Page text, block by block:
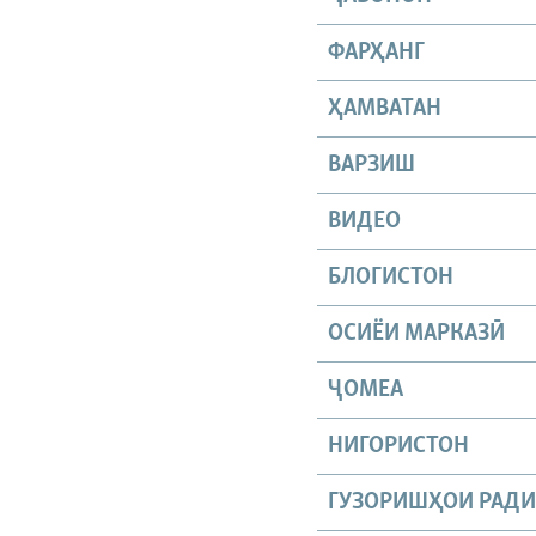
ФАРҲАНГ
ҲАМВАТАН
ВАРЗИШ
ВИДЕО
БЛОГИСТОН
ОСИЁИ МАРКАЗӢ
ҶОМEА
НИГОРИСТОН
ГУЗОРИШҲОИ